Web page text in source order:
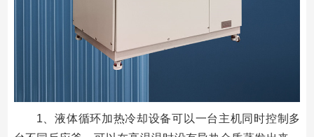
1、液体循环加热冷却设备可以一台主机同时控制多